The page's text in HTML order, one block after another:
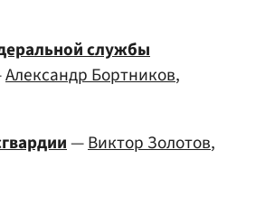
службы
Александр Бортников,
—Виктор Золотов,